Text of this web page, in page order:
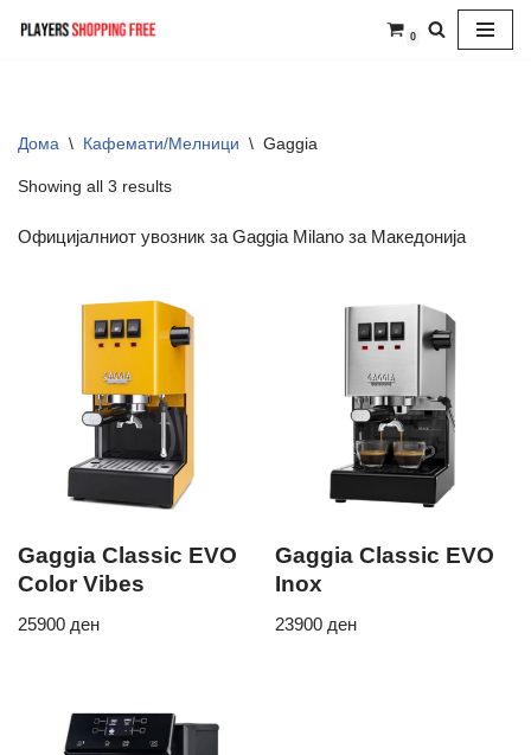
0
Дома \ Кафемати/Мелници \ Gaggia
Showing all 3 results
Официјалниот увозник за Gaggia Milano за Македонија
Gaggia Classic EVO
Color Vibes
25900 ден
Gaggia Classic EVO
Inox
23900 ден